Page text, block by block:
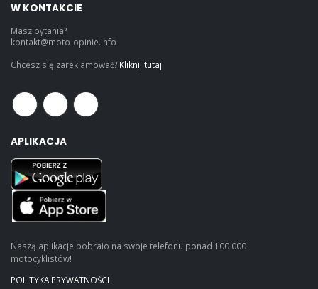
W KONTAKCIE
Masz pytania?
kontakt@moto-opinie.info
Chcesz się zareklamować? Kliknij tutaj
APLIKACJA
Naszą aplikacje pobrało na swoje telefonu ponad 100 000
motocyklistów!
POLITYKA PRYWATNOŚCI